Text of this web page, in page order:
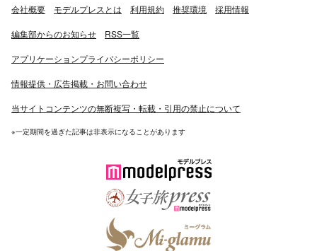
会社概要 モデルプレスとは 利用規約 推奨環境 採用情報
編集部からのお知らせ RSS一覧
アプリケーションプライバシーポリシー
情報提供・広告掲載・お問い合わせ
当サイトコンテンツの無断複写・転載・引用の禁止について
※一定期間を過ぎた記事は非表示になることがあります